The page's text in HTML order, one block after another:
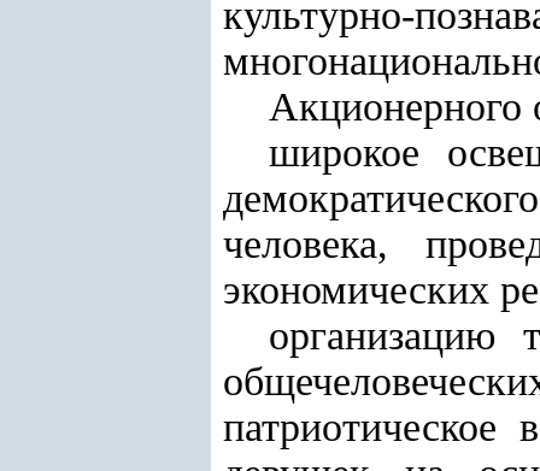
культурно-
Акционерного
широкое
человека,
экономических
организацию
патриотическое